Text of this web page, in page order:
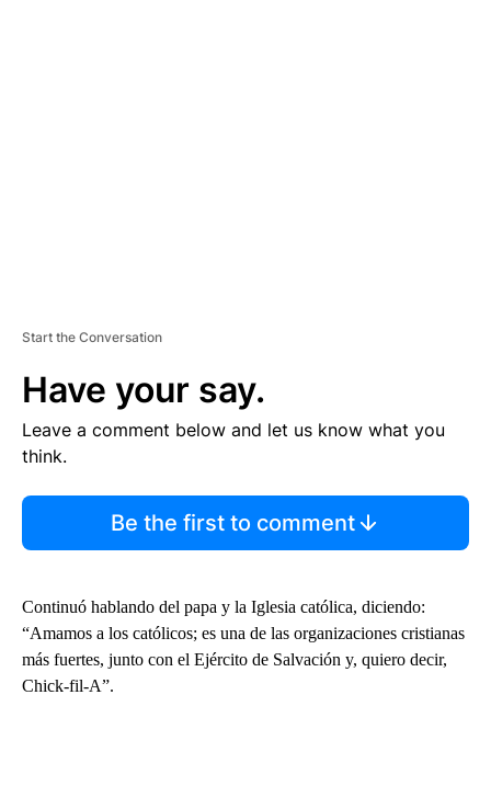
Start the Conversation
Have your say.
Leave a comment below and let us know what you
think.
Be the first to comment
Continuó hablando del papa y la Iglesia católica, diciendo:
“Amamos a los católicos; es una de las organizaciones cristianas
más fuertes, junto con el Ejército de Salvación y, quiero decir,
Chick-fil-A”.